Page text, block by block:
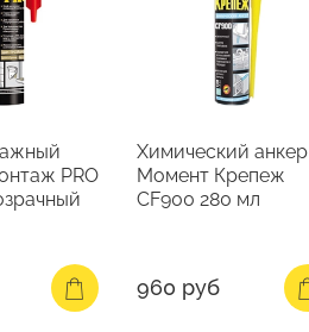
PRO
Химический анкер
Момент Крепеж
CF900 280 мл
960 руб